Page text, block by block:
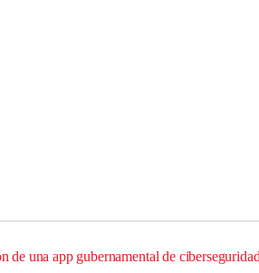
de una app gubernamental de